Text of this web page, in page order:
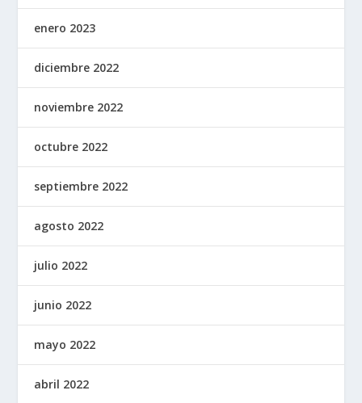
enero 2023
diciembre 2022
noviembre 2022
octubre 2022
septiembre 2022
agosto 2022
julio 2022
junio 2022
mayo 2022
abril 2022